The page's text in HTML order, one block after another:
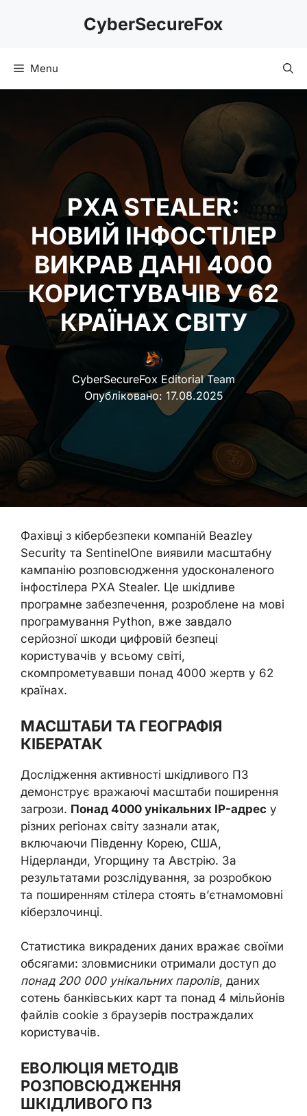
CyberSecureFox
Menu
PXA STEALER:
НОВИЙ ІНФОСТІЛЕР
ВИКРАВ ДАНІ 4000
КОРИСТУВАЧІВ У 62
КРАЇНАХ СВІТУ
CyberSecureFox Editorial Team
Опубліковано: 17.08.2025
Фахівці з кібербезпеки компаній Beazley
Security та SentinelOne виявили масштабну
кампанію розповсюдження удосконаленого
інфостілера PXA Stealer. Це шкідливе
програмне забезпечення, розроблене на мові
програмування Python, вже завдало
серйозної шкоди цифровій безпеці
користувачів у всьому світі,
скомпрометувавши понад 4000 жертв у 62
країнах.
МАСШТАБИ ТА ГЕОГРАФІЯ
КІБЕРАТАК
Дослідження активності шкідливого ПЗ
демонструє вражаючі масштаби поширення
загрози. Понад 4000 унікальних IP-адрес у
різних регіонах світу зазнали атак,
включаючи Південну Корею, США,
Нідерланди, Угорщину та Австрію. За
результатами розслідування, за розробкою
та поширенням стілера стоять в’єтнамомовні
кіберзлочинці.
Статистика викрадених даних вражає своїми
обсягами: зловмисники отримали доступ до
понад 200 000 унікальних паролів, даних
сотень банківських карт та понад 4 мільйонів
файлів cookie з браузерів постраждалих
користувачів.
ЕВОЛЮЦІЯ МЕТОДІВ
РОЗПОВСЮДЖЕННЯ
ШКІДЛИВОГО ПЗ